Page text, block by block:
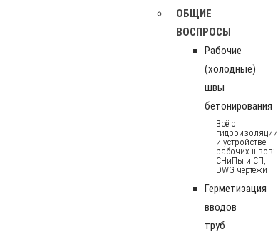
ОБЩИЕ
ВОСПРОСЫ
Рабочие
(холодные)
швы
бетонирования
Всё о
гидроизоляции
и устройстве
рабочих швов:
СНиПы и СП,
DWG чертежи
Герметизация
вводов
труб